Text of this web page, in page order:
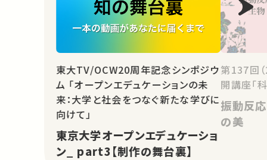
東大TV/OCW20周年記念シンポジウ
ム 「オープンエデュケーションの未
来：大学と社会をつなぐ新たな学びに
向けて」
東京大学オープンエデュケーショ
ン_ part3【制作の舞台裏】
第137回
開講座「
振動反
の美